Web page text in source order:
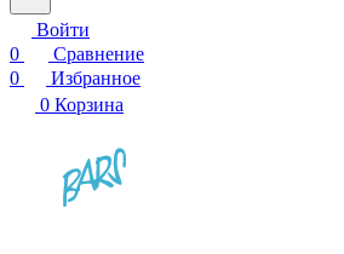
Войти
0
Сравнение
0
Избранное
0 Корзина